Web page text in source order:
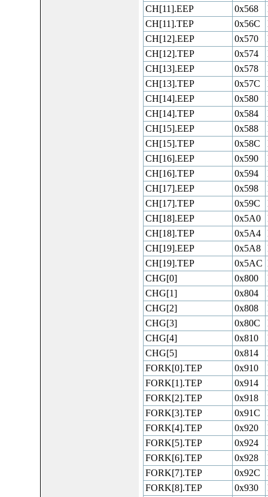
CH[11].EEP
0x568
CH[11].TEP
0x56C
CH[12].EEP
0x570
CH[12].TEP
0x574
CH[13].EEP
0x578
CH[13].TEP
0x57C
CH[14].EEP
0x580
CH[14].TEP
0x584
CH[15].EEP
0x588
CH[15].TEP
0x58C
CH[16].EEP
0x590
CH[16].TEP
0x594
CH[17].EEP
0x598
CH[17].TEP
0x59C
CH[18].EEP
0x5A0
CH[18].TEP
0x5A4
CH[19].EEP
0x5A8
CH[19].TEP
0x5AC
CHG[0]
0x800
CHG[1]
0x804
CHG[2]
0x808
CHG[3]
0x80C
CHG[4]
0x810
CHG[5]
0x814
FORK[0].TEP
0x910
FORK[1].TEP
0x914
FORK[2].TEP
0x918
FORK[3].TEP
0x91C
FORK[4].TEP
0x920
FORK[5].TEP
0x924
FORK[6].TEP
0x928
FORK[7].TEP
0x92C
FORK[8].TEP
0x930